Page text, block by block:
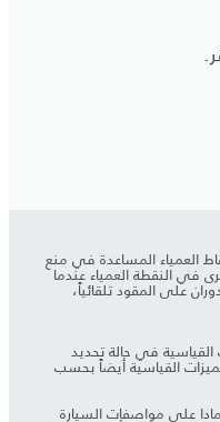
العمياء المساعدة في منع
في النقطة العمياء عندما
على المقود تلقائياً،
القياسية في حالة تحديد
القياسية أيضاً بحسب
على مواصفات السيارة